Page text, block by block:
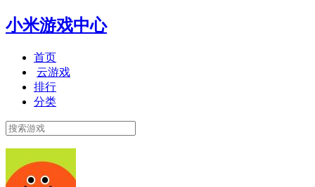
小米游戏中心
首页
云游戏
排行
分类